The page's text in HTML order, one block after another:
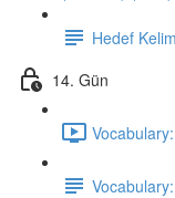
Hedef
14. Gün